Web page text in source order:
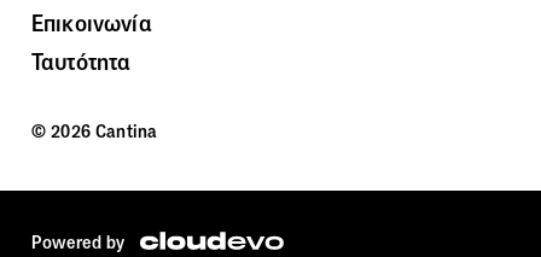
Επικοινωνία
Ταυτότητα
© 2026 Cantina
Powered by